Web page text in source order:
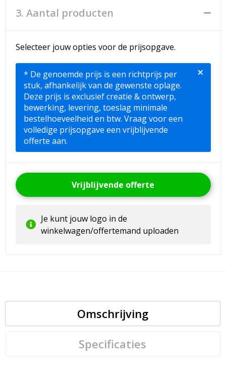
3. Aantal producten
Selecteer jouw opties voor de prijsopgave.
* De genoemde prijs is een richtprijs per
stuk, afhankelijk van de gewenste oplage.
Deze prijs is exclusief creatie & ontwerp,
bewerking, levering, toeslag minimale
bestelhoeveelheid en btw. Vraag voor een
volledige prijsopgave een vrijblijvende
offerte aan.
×
Vrijblijvende offerte
Je kunt jouw logo in de
winkelwagen/offertemand uploaden
Omschrijving
Specificaties